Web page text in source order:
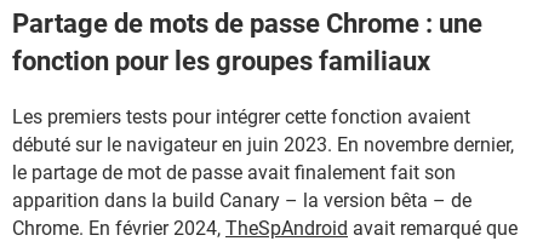
Partage de mots de passe Chrome : une
fonction pour les groupes familiaux
Les premiers tests pour intégrer cette fonction avaient
débuté sur le navigateur en juin 2023. En novembre dernier,
le partage de mot de passe avait finalement fait son
apparition dans la build Canary – la version bêta – de
Chrome. En février 2024, TheSpAndroid avait remarqué que